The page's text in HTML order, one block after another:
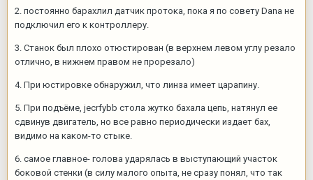
2. постоянно барахлил датчик протока, пока я по совету Dana не
подключил его к контроллеру.
3. Станок был плохо отюстирован (в верхнем левом углу резало
отлично, в нижнем правом не прорезало)
4. При юстировке обнаружил, что линза имеет царапину.
5. При подъёме, jecrfybb стола жутко бахала цепь, натянул ее
сдвинув двигатель, но все равно периодически издает бах,
видимо на каком-то стыке.
6. самое главное- голова ударялась в выступающий участок
боковой стенки (в силу малого опыта, не сразу понял, что так